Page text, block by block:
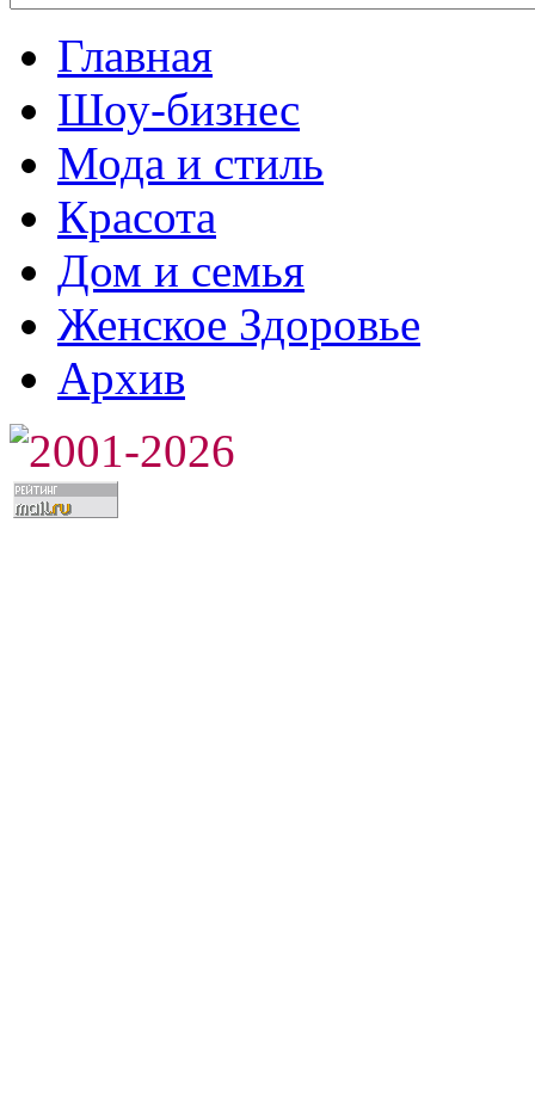
Главная
Шоу-бизнес
Мода и стиль
Красота
Дом и семья
Женское Здоровье
Архив
2001-2026